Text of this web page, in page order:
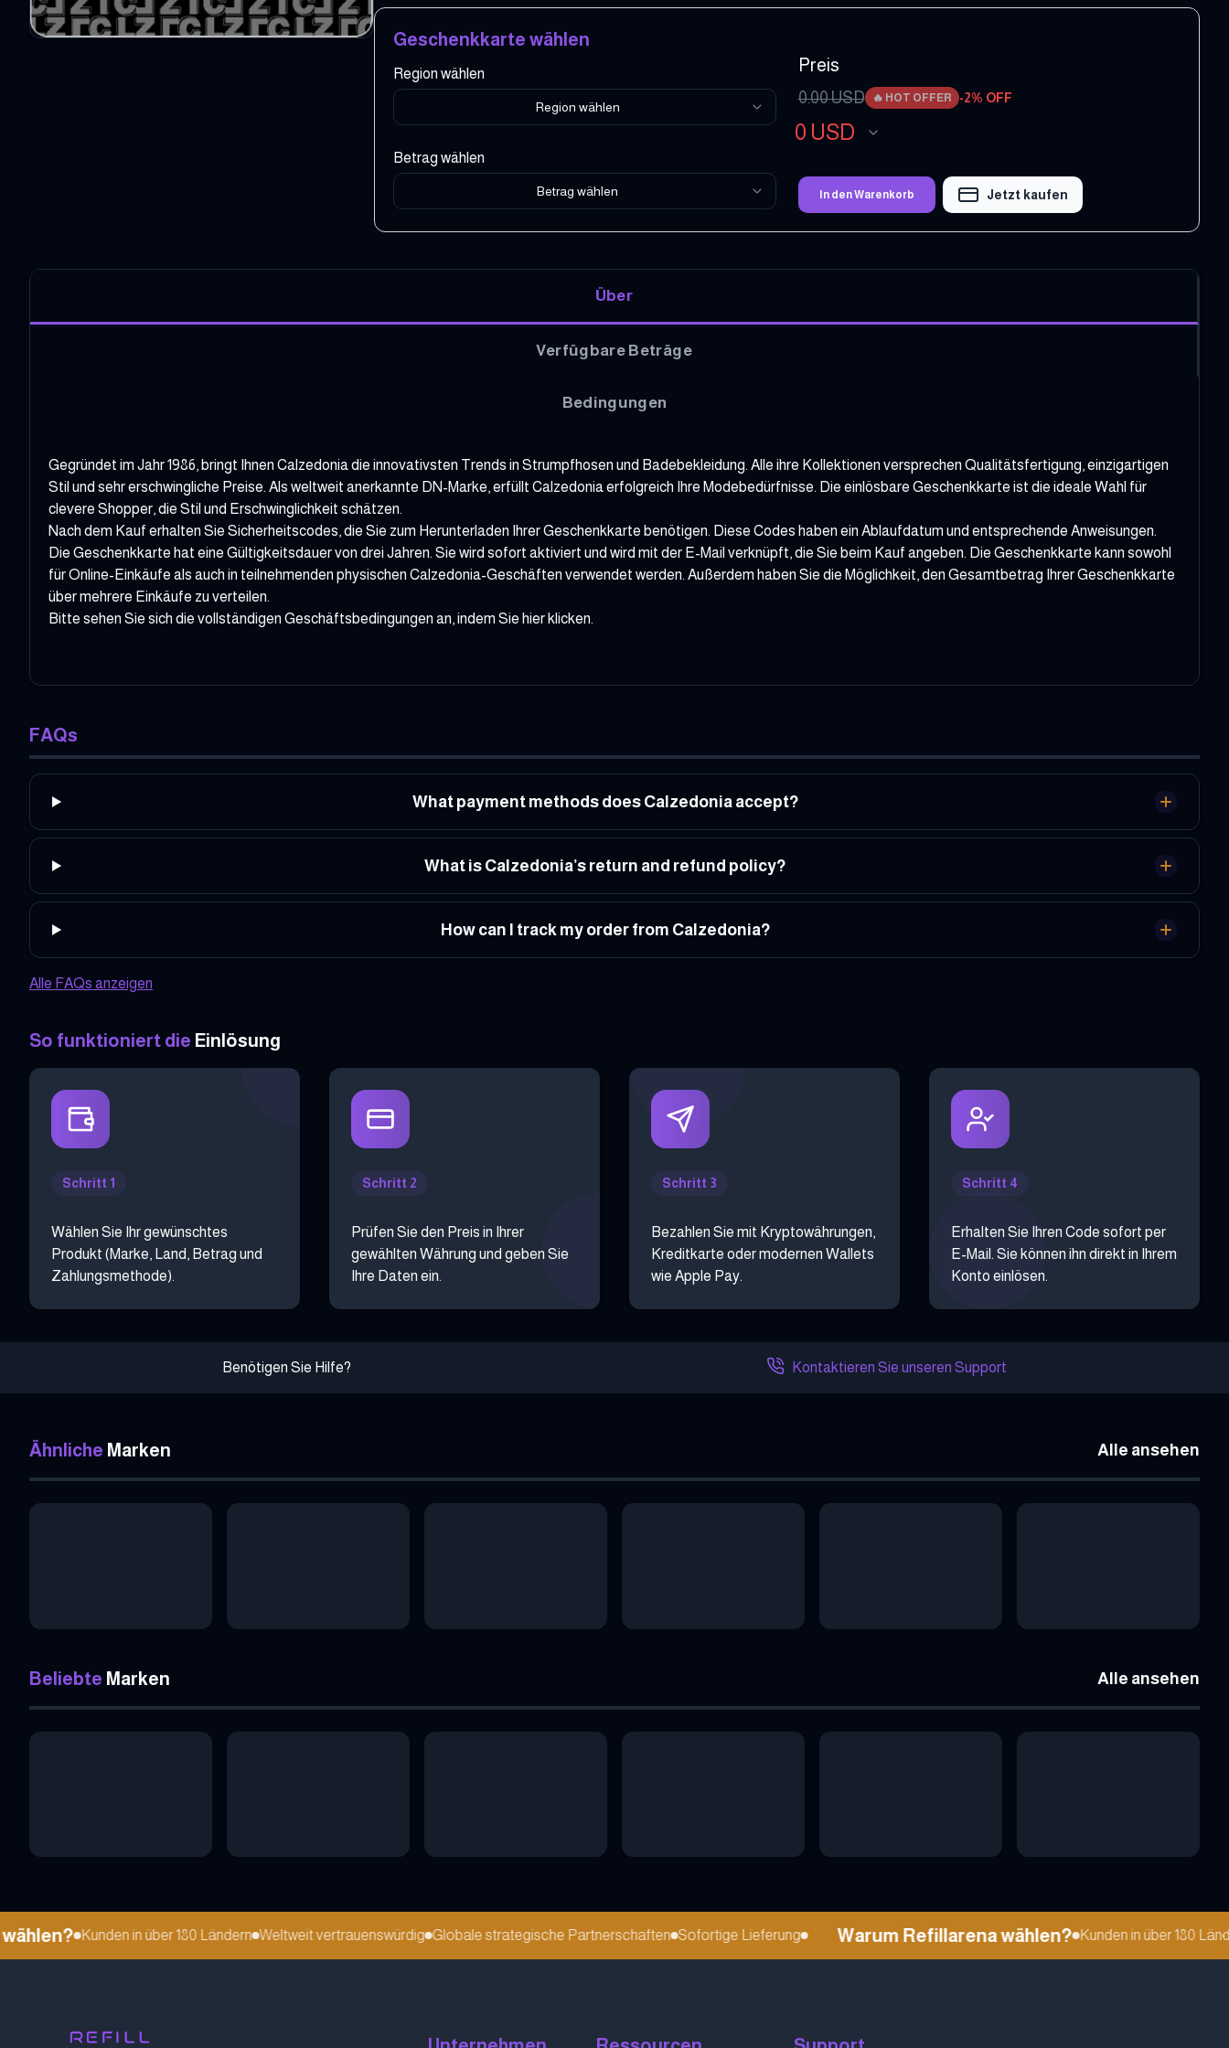
Geschenkkarte wählen
Region wählen
Region wählen
Betrag wählen
Betrag wählen
Preis
0.00USD 🔥 HOT OFFER -2% OFF
0 USD
In den Warenkorb Jetzt kaufen
Über
Verfügbare Beträge
Bedingungen
Gegründet im Jahr 1986, bringt Ihnen Calzedonia die innovativsten Trends in Strumpfhosen und Badebekleidung. Alle ihre Kollektionen versprechen Qualitätsfertigung, einzigartigen
Stil und sehr erschwingliche Preise. Als weltweit anerkannte DN-Marke, erfüllt Calzedonia erfolgreich Ihre Modebedürfnisse. Die einlösbare Geschenkkarte ist die ideale Wahl für
clevere Shopper, die Stil und Erschwinglichkeit schätzen.
Nach dem Kauf erhalten Sie Sicherheitscodes, die Sie zum Herunterladen Ihrer Geschenkkarte benötigen. Diese Codes haben ein Ablaufdatum und entsprechende Anweisungen.
Die Geschenkkarte hat eine Gültigkeitsdauer von drei Jahren. Sie wird sofort aktiviert und wird mit der E-Mail verknüpft, die Sie beim Kauf angeben. Die Geschenkkarte kann sowohl
für Online-Einkäufe als auch in teilnehmenden physischen Calzedonia-Geschäften verwendet werden. Außerdem haben Sie die Möglichkeit, den Gesamtbetrag Ihrer Geschenkkarte
über mehrere Einkäufe zu verteilen.
Bitte sehen Sie sich die vollständigen Geschäftsbedingungen an, indem Sie hier klicken.
FAQs
What payment methods does Calzedonia accept?
What is Calzedonia’s return and refund policy?
How can I track my order from Calzedonia?
Alle FAQs anzeigen
So funktioniert die Einlösung
Schritt 1
Wählen Sie Ihr gewünschtes
Produkt (Marke, Land, Betrag und
Zahlungsmethode).
Schritt 2
Prüfen Sie den Preis in Ihrer
gewählten Währung und geben Sie
Ihre Daten ein.
Schritt 3
Bezahlen Sie mit Kryptowährungen,
Kreditkarte oder modernen Wallets
wie Apple Pay.
Schritt 4
Erhalten Sie Ihren Code sofort per
E-Mail. Sie können ihn direkt in Ihrem
Konto einlösen.
Benötigen Sie Hilfe? Kontaktieren Sie unseren Support
Ähnliche Marken Alle ansehen
Beliebte Marken Alle ansehen
Kunden in über 180 Ländern Weltweit vertrauenswürdig Globale strategische Partnerschaften Sofortige Lieferung Warum Refillarena wählen? Kunden in über 180 Ländern